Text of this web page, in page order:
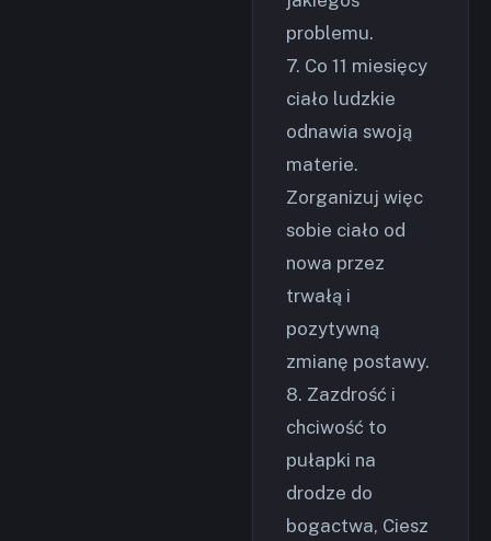
problemu.
7. Co 11 miesięcy
ciało ludzkie
odnawia swoją
materie.
Zorganizuj więc
sobie ciało od
nowa przez
trwałą i
pozytywną
zmianę postawy.
8. Zazdrość i
chciwość to
pułapki na
drodze do
bogactwa, Ciesz